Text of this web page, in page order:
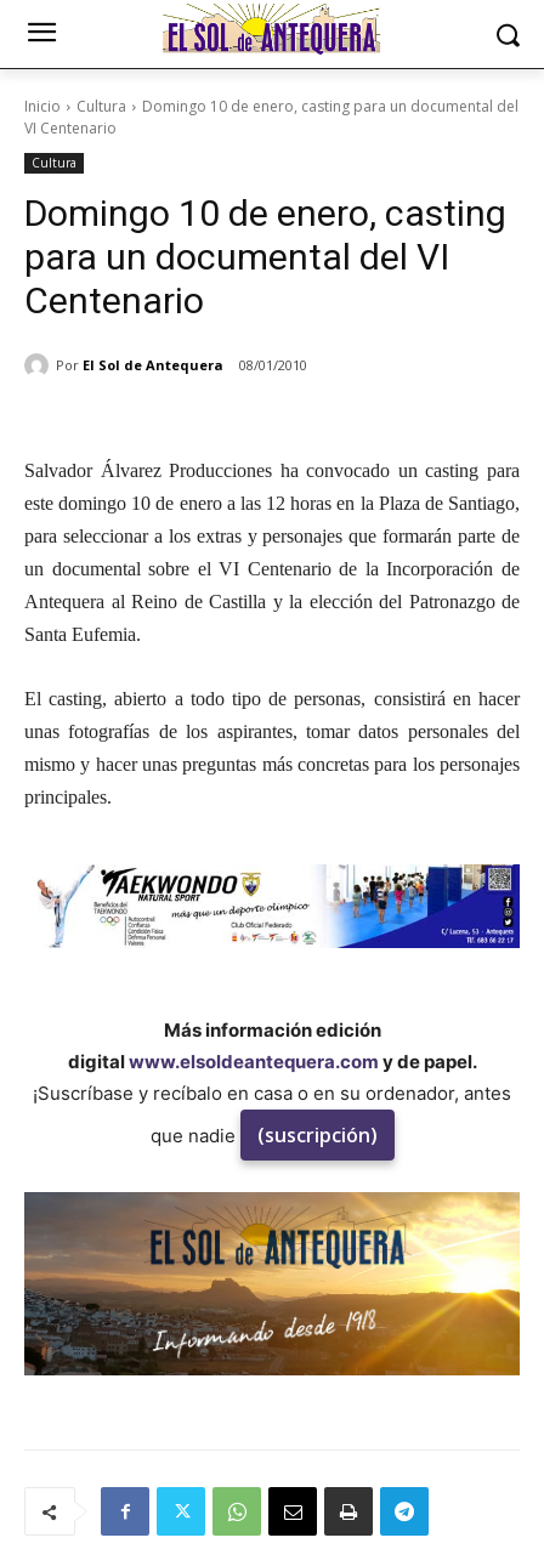
Inicio Cultura
Domingo 10 de enero, casting para un documental del
VI Centenario
Cultura
Domingo 10 de enero, casting
para un documental del VI
Centenario
Por El Sol de Antequera 08/01/2010
Salvador Álvarez Producciones ha convocado un casting para
este domingo 10 de enero a las 12 horas en la Plaza de Santiago,
para seleccionar a los extras y personajes que formarán parte de
un documental sobre el VI Centenario de la Incorporación de
Antequera al Reino de Castilla y la elección del Patronazgo de
Santa Eufemia.
El casting, abierto a todo tipo de personas, consistirá en hacer
unas fotografías de los aspirantes, tomar datos personales del
mismo y hacer unas preguntas más concretas para los personajes
principales.
Más información edición
digitalwww.elsoldeantequera.com y de papel.
¡Suscríbase y recíbalo en casa o en su ordenador, antes
que nadie
(suscripción)